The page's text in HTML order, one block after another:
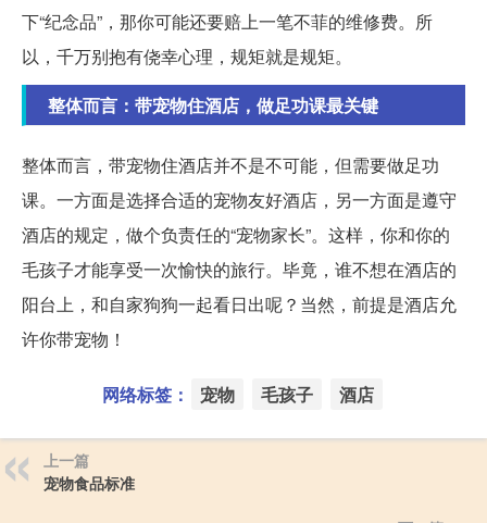
下“纪念品”，那你可能还要赔上一笔不菲的维修费。所
以，千万别抱有侥幸心理，规矩就是规矩。
整体而言：带宠物住酒店，做足功课最关键
整体而言，带宠物住酒店并不是不可能，但需要做足功
课。一方面是选择合适的宠物友好酒店，另一方面是遵守
酒店的规定，做个负责任的“宠物家长”。这样，你和你的
毛孩子才能享受一次愉快的旅行。毕竟，谁不想在酒店的
阳台上，和自家狗狗一起看日出呢？当然，前提是酒店允
许你带宠物！
网络标签： 宠物 毛孩子 酒店
上一篇
宠物食品标准